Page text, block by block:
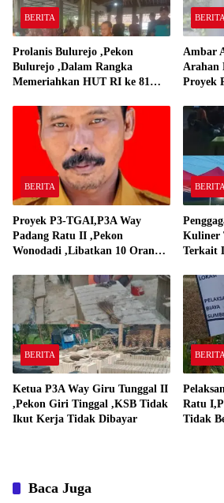
BERITA
Prolanis Bulurejo ,Pekon
Bulurejo ,Dalam Rangka
Memeriahkan HUT RI ke 81
BERITA
Ambar
Arahan
Proyek
BERITA
Proyek P3-TGAI,P3A Way
Padang Ratu II ,Pekon
Wonodadi ,Libatkan 10 Orang
Padang Ratu
BERITA
Kuliner
Terkait
BERITA
Ketua P3A Way Giru Tunggal II
,Pekon Giri Tinggal ,KSB Tidak
Ikut Kerja Tidak Dibayar
BERITA
Ratu
Tidak
Baca Juga